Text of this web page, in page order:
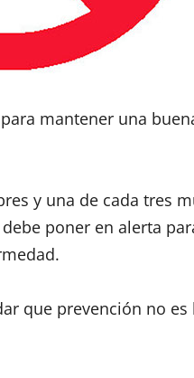
mantener una
y una de cada tres
poner en alerta
que prevención no